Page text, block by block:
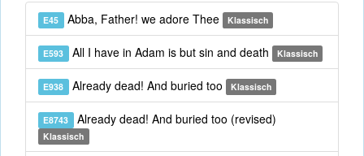
E45 Abba, Father! we adore Thee Klassisch
E593 All I have in Adam is but sin and death Klassisch
E938 Already dead! And buried too Klassisch
E8743 Already dead! And buried too (revised)
Klassisch